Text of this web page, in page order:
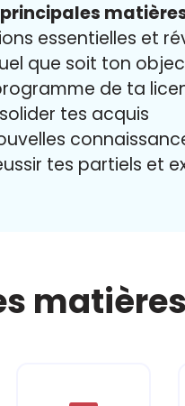
principales
essentielles et
que soit ton
de ta
tes acquis
tes partiels et
matières